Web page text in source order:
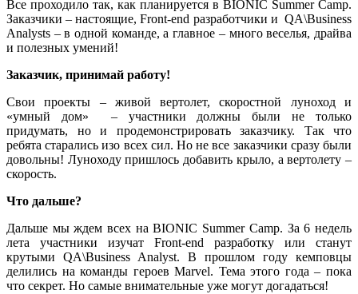
Все проходило так, как планируется в BIONIC Summer Camp.
Заказчики – настоящие, Front-end разработчики и QA\Business
Analysts – в одной команде, а главное – много веселья, драйва
и полезных умений!
Заказчик, принимай работу!
Свои проекты – живой вертолет, скоростной луноход и
«умный дом» – участники должны были не только
придумать, но и продемонстрировать заказчику. Так что
ребята старались изо всех сил. Но не все заказчики сразу были
довольны! Луноходу пришлось добавить крыло, а вертолету –
скорость.
Что дальше?
Дальше мы ждем всех на BIONIC Summer Camp. За 6 недель
лета участники изучат Front-end разработку или станут
крутыми QA\Business Analyst. В прошлом году кемповцы
делились на команды героев Marvel. Тема этого года – пока
что секрет. Но самые внимательные уже могут догадаться!